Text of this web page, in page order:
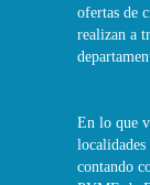
ofertas de
realizan a
En lo que
contando